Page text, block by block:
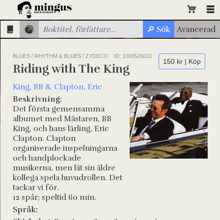
BLUES / RHYTHM & BLUES / ZYDECO ID: 1000526010
150 kr | Köp
Riding with The King
King, BB & Clapton, Eric
Beskrivning:
Det första gemensamma
albumet med Mästaren, BB
King, och hans lärling, Eric
Clapton. Clapton
organiserade inspelningarna
och handplockade
musikerna, men lät sin äldre
kollega spela huvudrollen. Det
tackar vi för.
12 spår; speltid 60 min.
Språk: